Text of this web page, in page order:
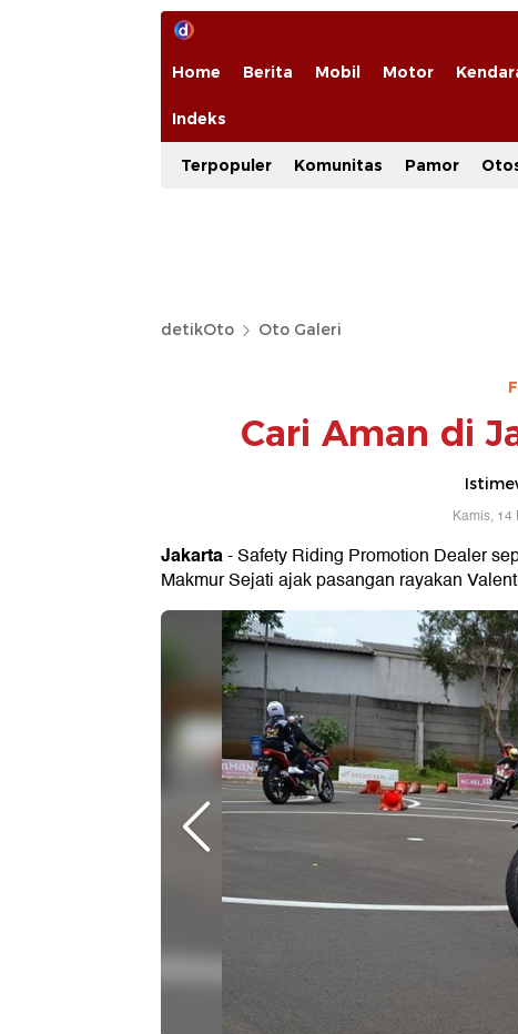
Home Berita Mobil Motor
Indeks
Terpopuler Komunitas Pamor
detikOto Oto Galeri
Cari Aman di
Kamis, 14
Jakarta- Safety Riding Promotion Dealer
Makmur Sejati ajak pasangan rayakan